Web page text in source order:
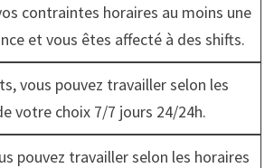
contraintes horaires au moins une
et vous êtes affecté à des shifts.
vous pouvez travailler selon les
votre choix 7/7 jours 24/24h.
pouvez travailler selon les horaires